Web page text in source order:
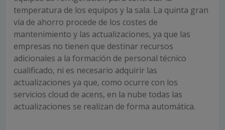
temperatura de los equipos y la sala. La quinta gran
vía de ahorro procede de los costes de
mantenimiento y las actualizaciones, ya que las
empresas no tienen que destinar recursos
adicionales a la formación de personal técnico
cualificado, ni es necesario adquirir las
actualizaciones ya que, como ocurre con los
servicios cloud de acens, en la nube todas las
actualizaciones se realizan de forma automática.